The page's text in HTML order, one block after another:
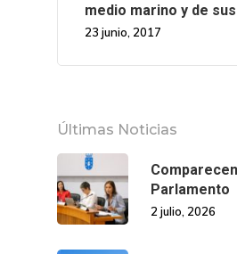
medio marino y de
23 junio, 2017
Últimas Noticias
Parlamento
2 julio, 2026